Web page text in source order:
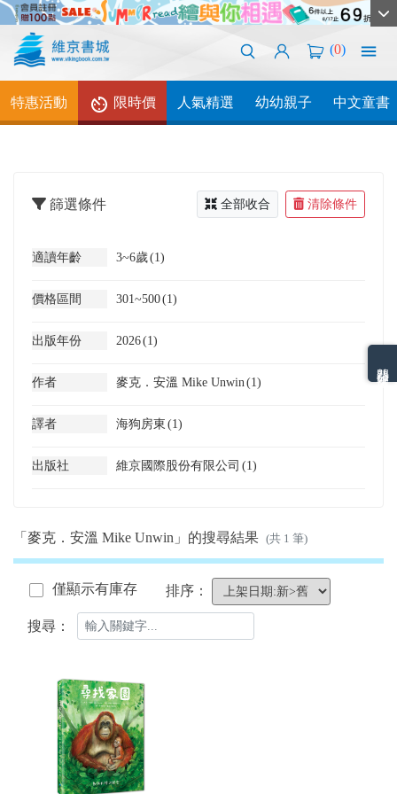
(0)
特惠活動 限時價 人氣精選 幼幼親子 中文童書
篩選條件 全部收合 清除條件
適讀年齡 3~6歲(1)
價格區間 301~500(1)
出版年份 2026(1)
作者 麥克．安溫 Mike Unwin(1)
譯者 海狗房東(1)
出版社 維京國際股份有限公司 (1)
「麥克．安溫 Mike Unwin」的搜尋結果 (共 1 筆)
僅顯示有庫存 排序：
搜尋：